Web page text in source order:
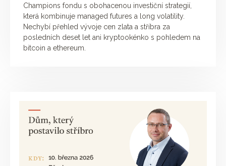
Champions fondu s obohacenou investiční strategií,
která kombinuje managed futures a long volatility.
Nechybí přehled vývoje cen zlata a stříbra za
posledních deset let ani kryptookénko s pohledem na
bitcoin a ethereum.